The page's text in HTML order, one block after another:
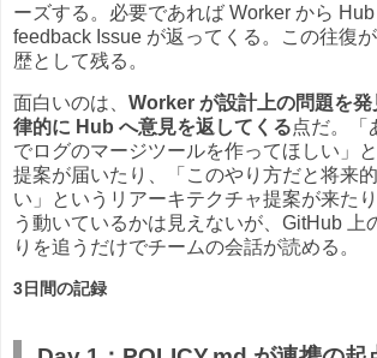
ーズする。必要であれば Worker から
feedback Issue が返ってくる。この往復
歴として残る。
面白いのは、 Worker が設計上の問題を発
律的に Hub へ意見を返してくる点だ。「
でログのマージツールを作ってほしい」
提案が届いたり、「このやり方だと将来
い」というリアーキテクチャ提案が来た
う動いているかは見えないが、GitHub 上
りを追うだけでチームの会話が読める。
3日間の記録